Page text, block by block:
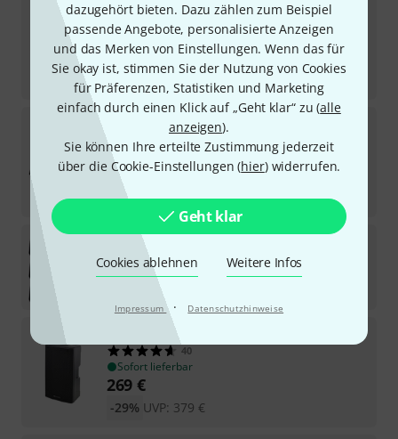
dazugehört bieten. Dazu zählen zum Beispiel
passende Angebote, personalisierte Anzeigen
und das Merken von Einstellungen. Wenn das für
Sie okay ist, stimmen Sie der Nutzung von Cookies
für Präferenzen, Statistiken und Marketing
einfach durch einen Klick auf „Geht klar“ zu (alle
anzeigen).
Sie können Ihre erteilte Zustimmung jederzeit
über die Cookie-Einstellungen (hier) widerrufen.
Geht klar
Cookies ablehnen Weitere Infos
Impressum · Datenschutzhinweise
Sofort lieferbar
85 €
€
-19%
dB Technologies FMX 15
13
Sofort lieferbar
569 €
UVP:829 €
-31%
dB TechnologiesFM12 Monitor Bundle
Sofort lieferbar
dB Technologies
40
Sofort lieferbar
269 €
UVP: 379 €
-29%